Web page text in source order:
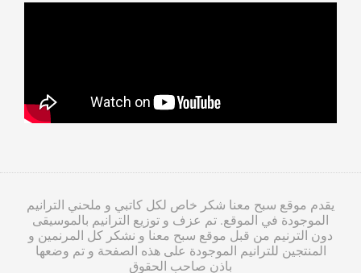
يقدم موقع سبح معنا شكر خاص لكل كاتبي و ملحني الترانيم
الموجودة في الموقع. تم عزف و توزيع الترانيم بالموسيقى
دون الترنيم من قبل موقع سبح معنا و نشكر كل المرنمين و
المنتجين للترانيم الموجودة على هذه الصفحة و تم وضعها
باذن صاحب الحقوق